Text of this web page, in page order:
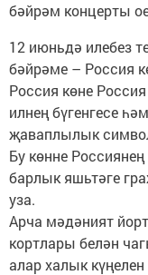
бәйрәм концерты
12 июньдә илебез
бәйрәме – Россия
Россия көне
илнең бүгенгесе
җаваплылык
Бу көнне
барлык яшьтәге
уза.
Арча мәдәният
кортлары белән
алар халык